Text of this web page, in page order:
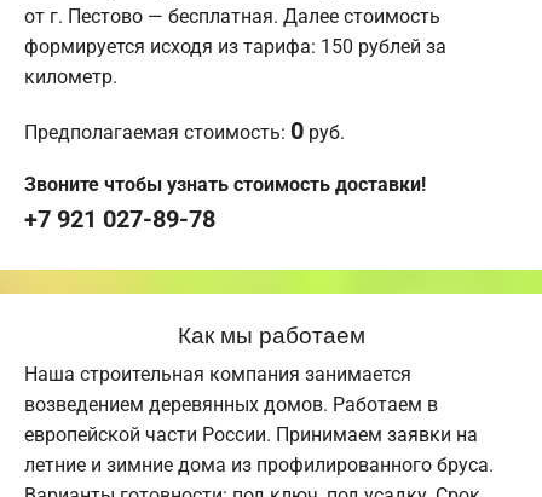
от г. Пестово — бесплатная. Далее стоимость
формируется исходя из тарифа: 150 рублей за
километр.
Предполагаемая стоимость: 0 руб.
Звоните чтобы узнать стоимость доставки!
+7 921 027-89-78
Как мы работаем
Наша строительная компания занимается
возведением деревянных домов. Работаем в
европейской части России. Принимаем заявки на
летние и зимние дома из профилированного бруса.